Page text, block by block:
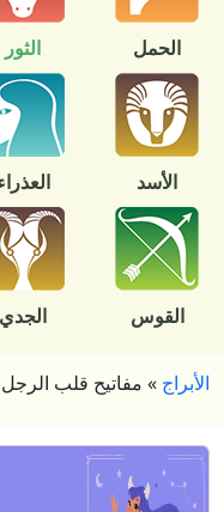
الحمل الثور
الأسد
القوس الجدي
الأبراج » مفاتيح قلب الرجل